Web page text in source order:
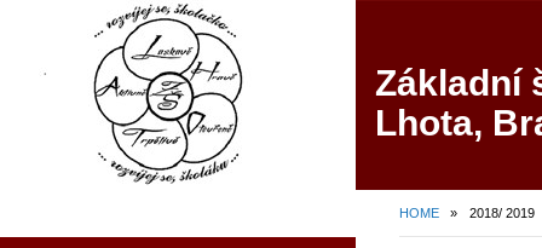
Základní
Lhota,
HOME » 2018/ 2019